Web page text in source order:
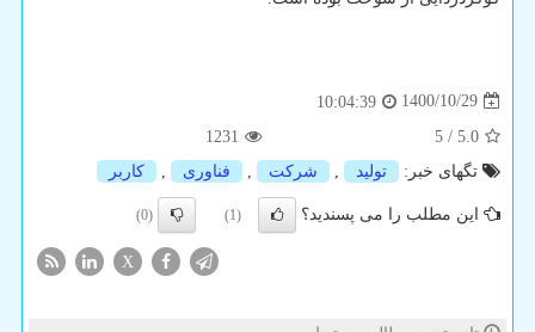
1400/10/29
10:04:39
5.0
/
5
1231
تگهای خبر:
تولید شركت فناوری كاربر
این مطلب را می پسندید؟ (1)
(0)
X